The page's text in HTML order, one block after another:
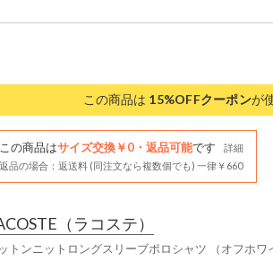
この商品は 15%OFFクーポンが
この商品はサイズ交換￥0・返品可能です
詳細
返品の場合：返送料 (同注文なら複数個でも) 一律￥660
（ラコステ）
トンニットロングスリーブポロシャツ （オフホワ